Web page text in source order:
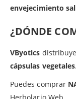
envejecimiento
¿DÓNDE
VByotics
cápsulas vegetales.
Puedes comprar